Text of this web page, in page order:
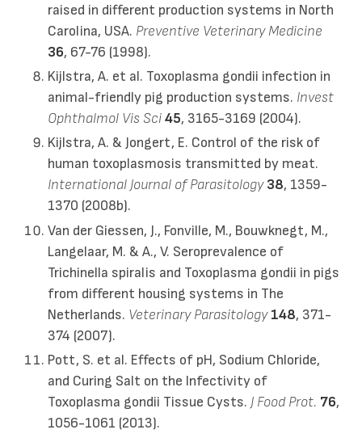
raised in different production systems in North
Carolina, USA. Preventive Veterinary Medicine
36, 67-76 (1998).
Kijlstra, A. et al. Toxoplasma gondii infection in
animal-friendly pig production systems. Invest
Ophthalmol Vis Sci45, 3165-3169 (2004).
Kijlstra, A. & Jongert, E. Control of the risk of
human toxoplasmosis transmitted by meat.
International Journal of Parasitology 38, 1359-
1370 (2008b).
Van der Giessen, J., Fonville, M., Bouwknegt, M.,
Langelaar, M. & A., V. Seroprevalence of
Trichinella spiralis and Toxoplasma gondii in pigs
from different housing systems in The
Netherlands. Veterinary Parasitology 148, 371-
374 (2007).
Pott, S. et al. Effects of pH, Sodium Chloride,
and Curing Salt on the Infectivity of
Toxoplasma gondii Tissue Cysts. J Food Prot. 76,
1056-1061 (2013).